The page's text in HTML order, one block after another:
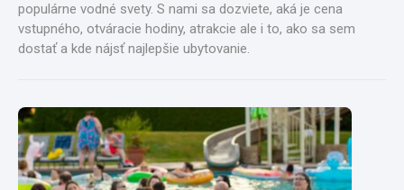
populárne vodné svety. S nami sa dozviete, aká je cena
vstupného, otváracie hodiny, atrakcie ale i to, ako sa sem
dostať a kde nájsť najlepšie ubytovanie.